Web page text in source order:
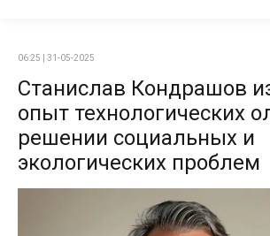
06:25 | 31-05-2025
Станислав Кондрашов
опыт технологических
решении социальных и
экологических проблем